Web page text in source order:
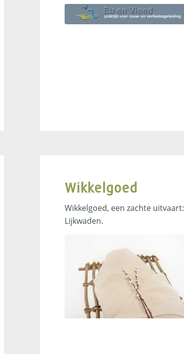
Wikkelgoed
Wikkelgoed, een zachte uitvaart:
Lijkwaden.